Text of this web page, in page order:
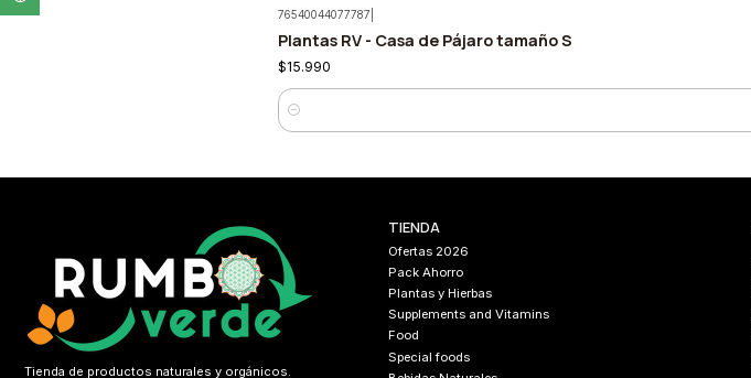
76540044077787
Plantas RV - Casa de Pájaro tamaño S
$15.990
Quantity
Tienda de productos naturales y orgánicos.
TIENDA
Ofertas 2026
Pack Ahorro
Plantas y Hierbas
Supplements and Vitamins
Food
Special foods